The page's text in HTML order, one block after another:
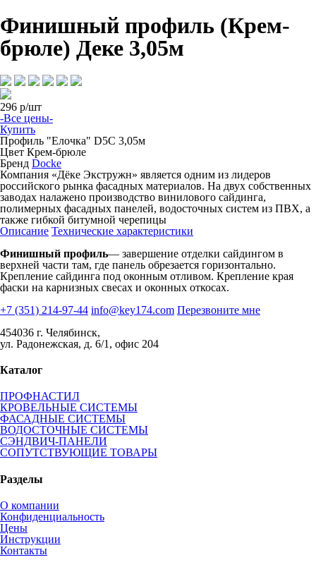
Финишный профиль (Крем-
брюле) Деке 3,05м
296 р/шт
-Все цены-
Купить
Профиль "Елочка" D5С 3,05м
Цвет Крем-брюле
Бренд Docke
Компания «Дёке Экстружн» является одним из лидеров
российского рынка фасадных материалов. На двух собственных
заводах налажено производство винилового сайдинга,
полимерных фасадных панелей, водосточных систем из ПВХ, а
также гибкой битумной черепицы
Описание Технические характеристики
Финишный профиль— завершение отделки сайдингом в
верхней части там, где панель обрезается горизонтально.
Крепление сайдинга под оконным отливом. Крепление края
фаски на карнизных свесах и оконных откосах.
+7 (351) 214-97-44 info@key174.com Перезвоните мне
454036 г. Челябинск,
ул. Радонежская, д. 6/1, офис 204
Каталог
ПРОФНАСТИЛ
КРОВЕЛЬНЫЕ СИСТЕМЫ
ФАСАДНЫЕ СИСТЕМЫ
ВОДОСТОЧНЫЕ СИСТЕМЫ
СЭНДВИЧ-ПАНЕЛИ
СОПУТСТВУЮЩИЕ ТОВАРЫ
Разделы
О компании
Конфиденциальность
Цены
Инструкции
Контакты